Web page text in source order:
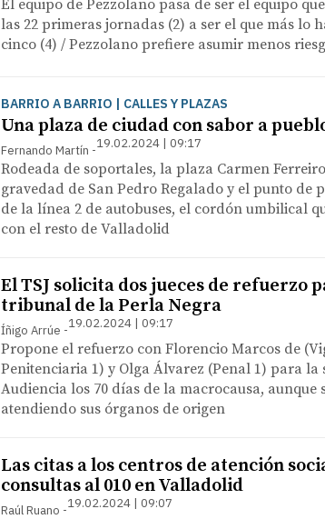
El equipo de Pezzolano pasa de ser el equipo
las 22 primeras jornadas (2) a ser el que más lo
cinco (4) / Pezzolano prefiere asumir menos
BARRIO A BARRIO | CALLES Y PLAZAS
Una plaza de ciudad con sabor a
Fernando Martín 19.02.2024 | 09:17
Rodeada de soportales, la plaza Carmen
gravedad de San Pedro Regalado y el punto de
de la línea 2 de autobuses, el cordón umbilical
con el resto de Valladolid
El TSJ solicita dos jueces de refuerzo
tribunal de la Perla Negra
Íñigo Arrúe 19.02.2024 | 09:17
Propone el refuerzo con Florencio Marcos de
Penitenciaria 1) y Olga Álvarez (Penal 1) para la
Audiencia los 70 días de la macrocausa, aunque
atendiendo sus órganos de origen
Las citas a los centros de atención
consultas al 010 en Valladolid
Raúl Ruano 19.02.2024 | 09:07